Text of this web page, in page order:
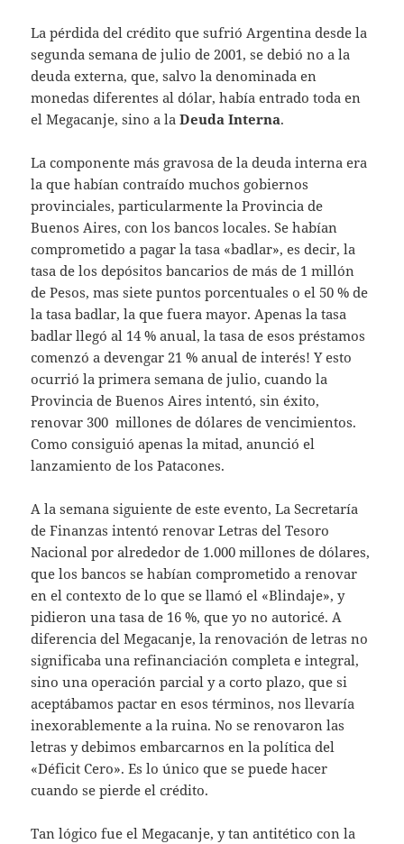
La pérdida del crédito que sufrió Argentina desde la
segunda semana de julio de 2001, se debió no a la
deuda externa, que, salvo la denominada en
monedas diferentes al dólar, había entrado toda en
el Megacanje, sino a laDeuda Interna.
La componente más gravosa de la deuda interna era
la que habían contraído muchos gobiernos
provinciales, particularmente la Provincia de
Buenos Aires, con los bancos locales. Se habían
comprometido a pagar la tasa «badlar», es decir, la
tasa de los depósitos bancarios de más de 1 millón
de Pesos, mas siete puntos porcentuales o el 50 % de
la tasa badlar, la que fuera mayor. Apenas la tasa
badlar llegó al 14 % anual, la tasa de esos préstamos
comenzó a devengar 21 % anual de interés! Y esto
ocurrió la primera semana de julio, cuando la
Provincia de Buenos Aires intentó, sin éxito,
renovar 300 millones de dólares de vencimientos.
Como consiguió apenas la mitad, anunció el
lanzamiento de los Patacones.
A la semana siguiente de este evento, La Secretaría
de Finanzas intentó renovar Letras del Tesoro
Nacional por alrededor de 1.000 millones de dólares,
que los bancos se habían comprometido a renovar
en el contexto de lo que se llamó el «Blindaje», y
pidieron una tasa de 16 %, que yo no autoricé. A
diferencia del Megacanje, la renovación de letras no
significaba una refinanciación completa e integral,
sino una operación parcial y a corto plazo, que si
aceptábamos pactar en esos términos, nos llevaría
inexorablemente a la ruina. No se renovaron las
letras y debimos embarcarnos en la política del
«Déficit Cero». Es lo único que se puede hacer
cuando se pierde el crédito.
Tan lógico fue el Megacanje, y tan antitético con la